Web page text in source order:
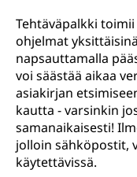
Tehtäväpalkki
ohjelmat
napsauttamalla
voi säästää aikaa
asiakirjan
kautta - varsinkin
samanaikaisesti!
jolloin sähköpostit,
käytettävissä.